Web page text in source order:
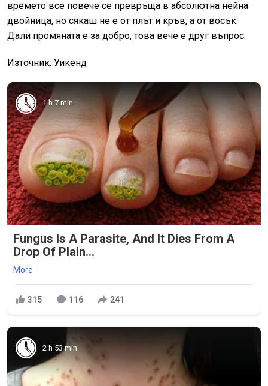
времето все повече се превръща в абсолютна нейна
двойница, но сякаш не е от плът и кръв, а от восък.
Дали промяната е за добро, това вече е друг въпрос.
Източник: Уикенд
1 h 7 min
Fungus Is A Parasite, And It Dies From A
Drop Of Plain...
More
315 116 241
2 h 53 min